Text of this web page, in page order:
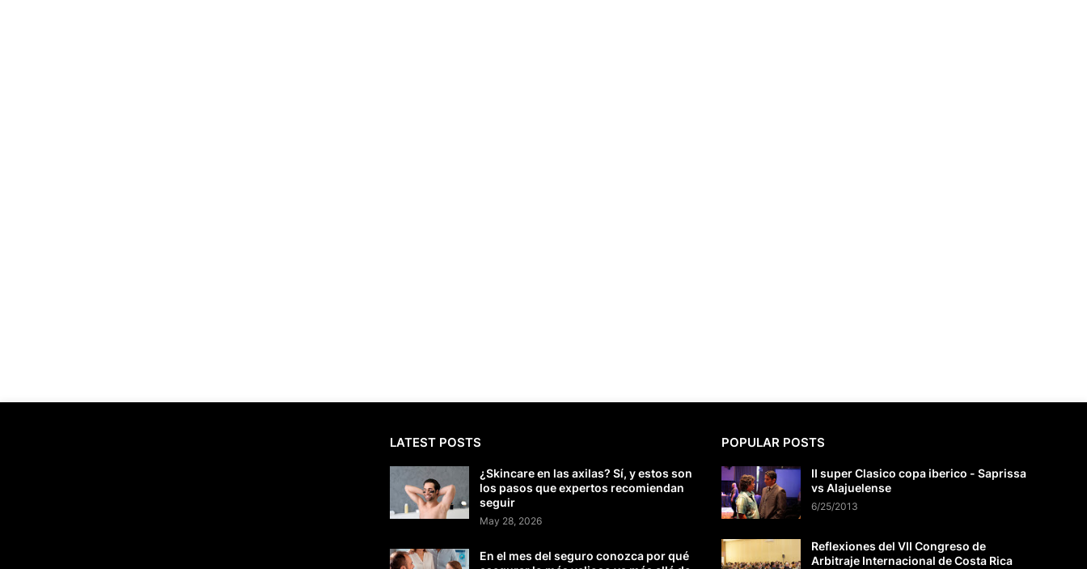
LATEST POSTS
¿Skincare en las axilas? Sí, y estos son
los pasos que expertos recomiendan
seguir
May 28, 2026
En el mes del seguro conozca por qué
POPULAR POSTS
II super Clasico copa iberico - Saprissa
vs Alajuelense
6/25/2013
Reflexiones del VII Congreso de
Arbitraje Internacional de Costa Rica